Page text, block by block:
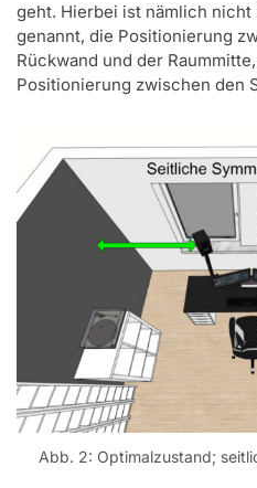
geht. Hierbei ist nämlich
genannt, die Positionierung
Rückwand und der
Positionierung zwischen den
Abb. 2: Optimalzustand;